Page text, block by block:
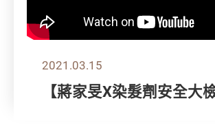
2021.03.15
【蔣家旻X染髮劑安全大